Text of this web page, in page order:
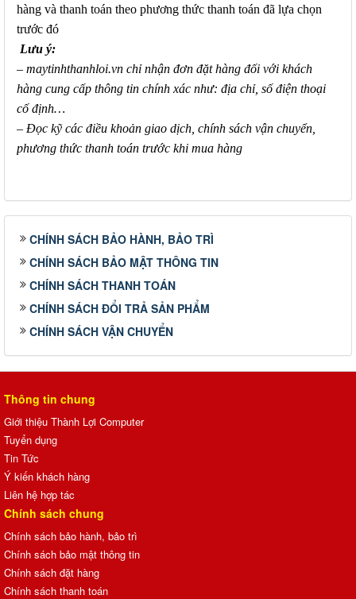
hàng và thanh toán theo phương thức thanh toán đã lựa chọn
trước đó
Lưu ý:
– maytinhthanhloi.vn chỉ nhận đơn đặt hàng đối với khách
hàng cung cấp thông tin chính xác như: địa chỉ, số điện thoại
cố định…
– Đọc kỹ các điều khoản giao dịch, chính sách vận chuyển,
phương thức thanh toán trước khi mua hàng
CHÍNH SÁCH BẢO HÀNH, BẢO TRÌ
CHÍNH SÁCH BẢO MẬT THÔNG TIN
CHÍNH SÁCH THANH TOÁN
CHÍNH SÁCH ĐỔI TRẢ SẢN PHẨM
CHÍNH SÁCH VẬN CHUYỂN
Thông tin chung
Giới thiệu Thành Lợi Computer
Tuyển dụng
Tin Tức
Ý kiến khách hàng
Liên hệ hợp tác
Chính sách chung
Chính sách bảo hành, bảo trì
Chính sách bảo mật thông tin
Chính sách đặt hàng
Chính sách thanh toán